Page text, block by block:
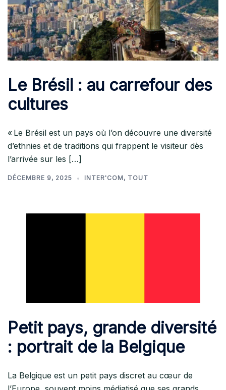
Le Brésil : au carrefour des
cultures
« Le Brésil est un pays où l’on découvre une diversité
d’ethnies et de traditions qui frappent le visiteur dès
l’arrivée sur les […]
DÉCEMBRE 9, 2025 INTER'COM, TOUT
Petit pays, grande diversité
: portrait de la Belgique
La Belgique est un petit pays discret au cœur de